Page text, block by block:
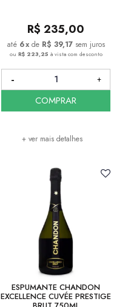
R$ 235,00
6x de R$ 39,17 sem juros
ou R$ 223,25 à vista com desconto
+ ver mais detalhes
COMPRAR
ESPUMANTE CHANDON
EXCELLENCE CUVÉE PRESTIGE